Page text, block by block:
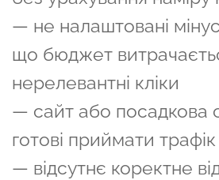
— не налаштовані
що бюджет
нерелевантні кліки
— сайт або посадкова
готові приймати трафік
— відсутнє коректне